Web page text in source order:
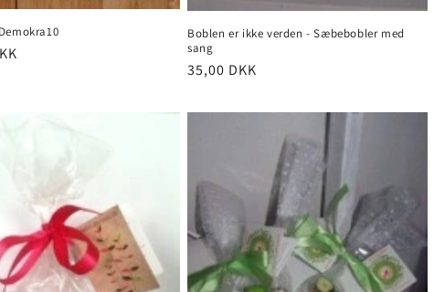
Boblen er ikke verden - Sæbebobler med
sang
Normalpris
35,00 DKK